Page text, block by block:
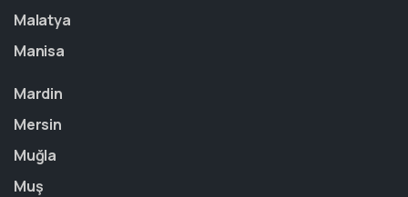
Malatya
Manisa
Mardin
Mersin
Muğla
Muş